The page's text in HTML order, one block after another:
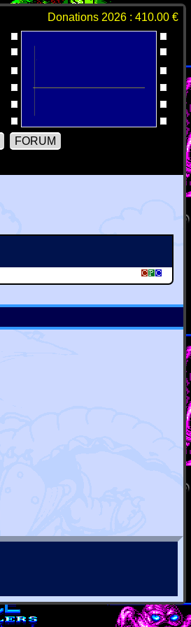
Donations 2026 : 410.00 €
FORUM